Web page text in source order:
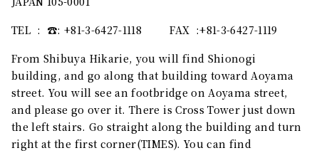
TEL : ☎︎: +81-3-6427-1118 FAX :+81-3-6427-1119
From Shibuya Hikarie, you will find Shionogi
building, and go along that building toward Aoyama
street. You will see an footbridge on Aoyama street,
and please go over it. There is Cross Tower just down
the left stairs. Go straight along the building and turn
right at the first corner(TIMES). You can find